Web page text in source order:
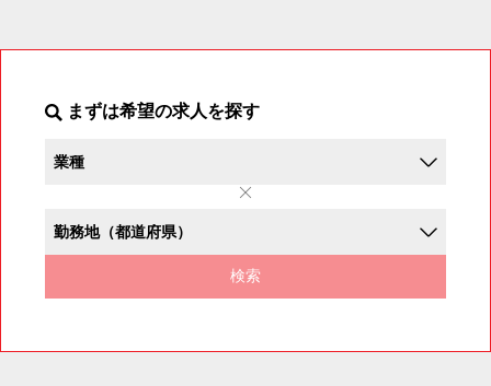
まずは希望の求人を探す
検索